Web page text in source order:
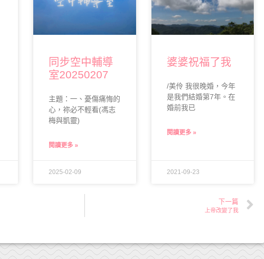
同步空中輔導
室20250207
主題：一、憂傷痛悔的
心，祢必不輕看(馮志
梅與凱靈)
閱讀更多 »
2025-02-09
婆婆祝福了我
/美伶 我很晚婚，今年
是我們結婚第7年。在
婚前我已
閱讀更多 »
2021-09-23
下一篇
上帝改變了我